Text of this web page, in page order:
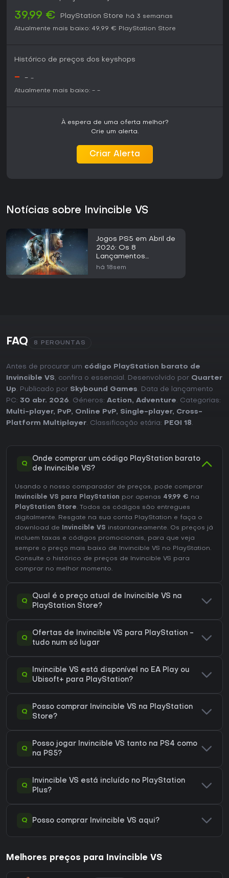
você curte lutas rápidas e sangrentas e se identifica com
os temas da série, Invincible VS pode ser uma ótima escolha
quando polido, especialmente para quem prefere combos
criativos a muita complexidade.
39,99 € PlayStation Store
há 3 semanas
Atualmente mais baixo: 49,99 € PlayStation Store
Histórico de preços dos keyshops
- - -
Atualmente mais baixo: - -
À espera de uma oferta melhor?
Crie um alerta.
Criar Alerta
Notícias sobre Invincible VS
Jogos PS5 em Abril de
2026: Os 8
Lançamentos
Principais
há 18sem
FAQ 8 PERGUNTAS
Antes de procurar um código PlayStation barato de
Invincible VS, confira o essencial. Desenvolvido por Quarter
Up. Publicado por Skybound Games. Data de lançamento
PC: 30 abr. 2026. Géneros: Action, Adventure. Categorias:
Multi-player, PvP, Online PvP, Single-player, Cross-
Platform Multiplayer. Classificação etária: PEGI 18.
Q
Onde comprar um código PlayStation barato
de Invincible VS?
Usando o nosso comparador de preços, pode comprar
Invincible VS para PlayStation por apenas 49,99 € na
PlayStation Store. Todos os códigos são entregues
digitalmente. Resgate na sua conta PlayStation e faça o
download de
Invincible VS instantaneamente. Os preços já
incluem taxas e códigos promocionais, para que veja
sempre o preço mais baixo de Invincible VS no PlayStation.
Consulte o histórico de preços de Invincible VS para
comprar no melhor momento.
Q
Qual é o preço atual de Invincible VS na
PlayStation Store?
Q
Ofertas de Invincible VS para PlayStation -
tudo num só lugar
Q
Invincible VS está disponível no EA Play ou
Ubisoft+ para PlayStation?
Q
Posso comprar Invincible VS na PlayStation
Store?
Q
Posso jogar Invincible VS tanto na PS4 como
na PS5?
Q
Invincible VS está incluído no PlayStation
Plus?
Q Posso comprar Invincible VS aqui?
Melhores preços para Invincible VS